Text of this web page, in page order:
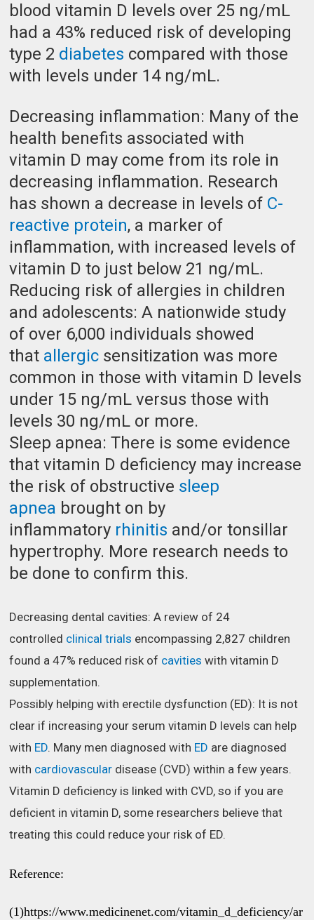
blood vitamin D levels over 25 ng/mL
had a 43% reduced risk of developing
type 2 diabetes compared with those
with levels under 14 ng/mL.
Decreasing inflammation: Many of the
health benefits associated with
vitamin D may come from its role in
decreasing inflammation. Research
has shown a decrease in levels of C-
reactive protein, a marker of
inflammation, with increased levels of
vitamin D to just below 21 ng/mL.
Reducing risk of allergies in children
and adolescents: A nationwide study
of over 6,000 individuals showed
that allergic sensitization was more
common in those with vitamin D levels
under 15 ng/mL versus those with
levels 30 ng/mL or more.
Sleep apnea: There is some evidence
that vitamin D deficiency may increase
the risk of obstructive sleep
apnea brought on by
inflammatory rhinitis and/or tonsillar
hypertrophy. More research needs to
be done to confirm this.
Decreasing dental cavities: A review of 24
controlled clinical trials encompassing 2,827 children
found a 47% reduced risk of cavities with vitamin D
supplementation.
Possibly helping with erectile dysfunction (ED): It is not
clear if increasing your serum vitamin D levels can help
with ED. Many men diagnosed with ED are diagnosed
with cardiovascular disease (CVD) within a few years.
Vitamin D deficiency is linked with CVD, so if you are
deficient in vitamin D, some researchers believe that
treating this could reduce your risk of ED.
Reference:
(1)https://www.medicinenet.com/vitamin_d_deficiency/ar